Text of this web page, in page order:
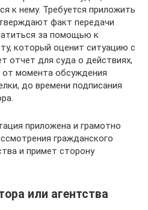
к нему. Требуется приложить
факт передачи
за помощью к
который оценит ситуацию с
отчет для суда о действиях,
момента обсуждения
до времени подписания
приложена и грамотно
гражданского
и примет сторону
или агентства